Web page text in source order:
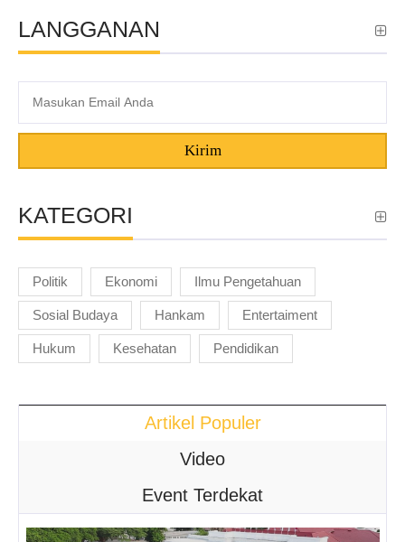
LANGGANAN
Kirim
KATEGORI
Politik Ekonomi Ilmu Pengetahuan
Sosial Budaya Hankam Entertaiment
Hukum Kesehatan Pendidikan
Artikel Populer
Video
Event Terdekat